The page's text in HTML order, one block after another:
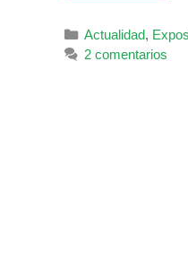
Categorías
Actualidad,
2 comentarios